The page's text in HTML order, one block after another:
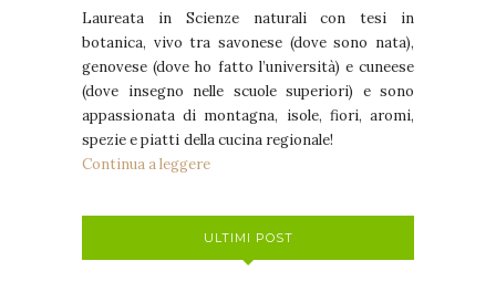
Laureata in Scienze naturali con tesi in
botanica, vivo tra savonese (dove sono nata),
genovese (dove ho fatto l’università) e cuneese
(dove insegno nelle scuole superiori) e sono
appassionata di montagna, isole, fiori, aromi,
spezie e piatti della cucina regionale!
Continua a leggere
ULTIMI POST